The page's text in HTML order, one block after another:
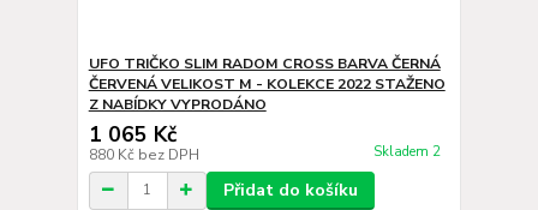
UFO TRIČKO SLIM RADOM CROSS BARVA ČERNÁ
ČERVENÁ VELIKOST M - KOLEKCE 2022 STAŽENO
Z NABÍDKY VYPRODÁNO
1 065 Kč
880 Kč bez DPH Skladem 2
Přidat do košíku